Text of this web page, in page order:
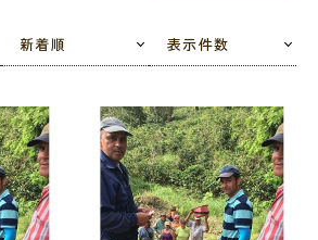
の植民地時代から、独立、相次ぐ戦争、内戦
に政治的安定が続いており、経済の発展も中
います。
比較的割高となっています。グアテマラと並
新着順 表示件数